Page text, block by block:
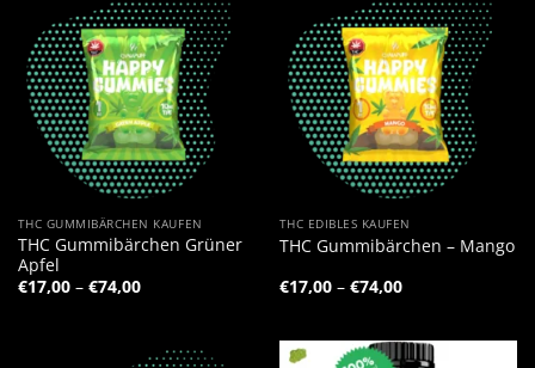
THC GUMMIBÄRCHEN KAUFEN
THC Gummibärchen Grüner
Apfel
€17,00 – €74,00Preisspanne:
THC EDIBLES KAUFEN
THC Gummibärchen – Mango
€17,00 – €74,00Preisspanne: